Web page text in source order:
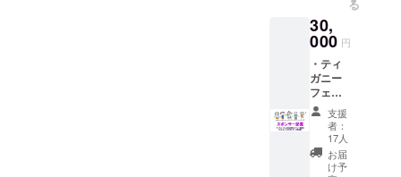
・デ
ザイ
画像を
参考に
してく
ださい
・カ
ラー展
開 白
のみ ※
ズ 平
置きサ
イズ：
約
W360x
H370x
D110m
m ・
素材
コット
ン100%
る
30,
000 円
・ティ
ガニー
フェス
2023の
イベン
ト制作
動画の
エンド
支援
者：
17人
お届
け予